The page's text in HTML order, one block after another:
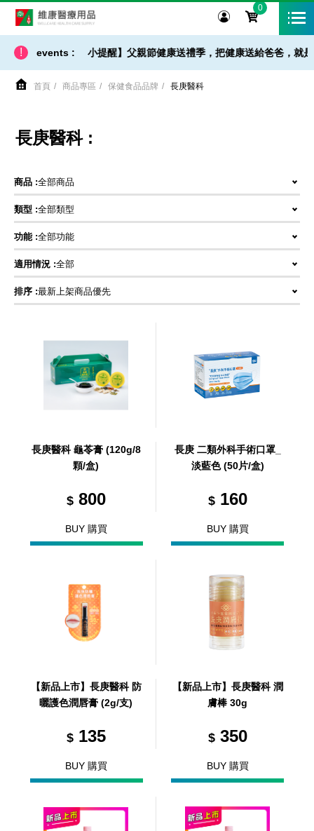
0
! events :
【 出貨 / 免運 - 小提醒】父親節健康送禮季，把健康送給爸爸，就是
首頁 商品專區 保健食品品牌 長庚醫科
長庚醫科 :
商品 :全部商品
類型 :全部類型
功能 :全部功能
適用情況 :全部
排序 :最新上架商品優先
長庚醫科 龜苓膏 (120g/8
顆/盒)
$800
BUY 購買
長庚 二類外科手術口罩_
淡藍色 (50片/盒)
$160
BUY 購買
【新品上市】長庚醫科 防
曬護色潤唇膏 (2g/支)
$135
BUY 購買
【新品上市】長庚醫科 潤
膚棒 30g
$350
BUY 購買